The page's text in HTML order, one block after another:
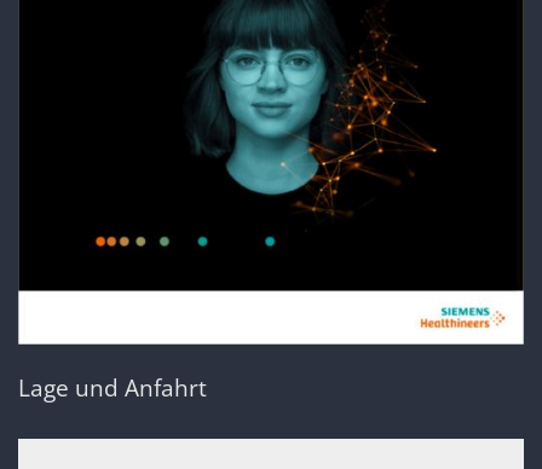
Lage und Anfahrt